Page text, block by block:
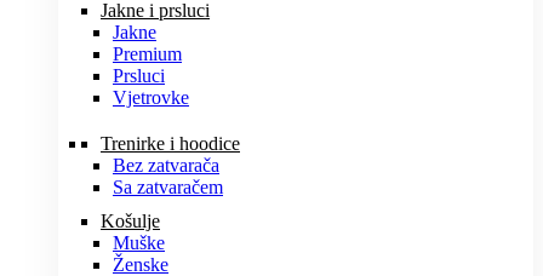
Jakne i prsluci
Jakne
Premium
Prsluci
Vjetrovke
Trenirke i hoodice
Bez zatvarača
Sa zatvaračem
Košulje
Muške
Ženske